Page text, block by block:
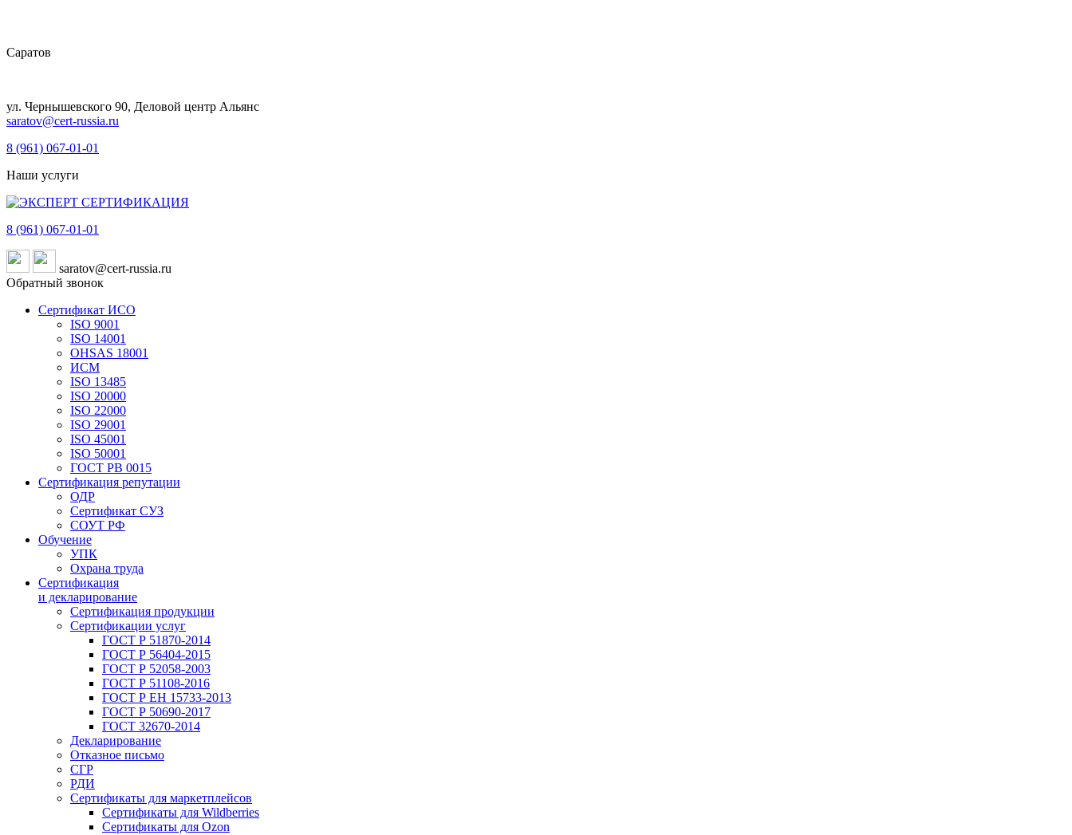
Саратов
ул. Чернышевского 90, Деловой центр Альянс
saratov@cert-russia.ru
8 (961) 067-01-01
Наши услуги
8 (961) 067-01-01
saratov@cert-russia.ru
Обратный звонок
Сертификат ИСО
ISO 9001
ISO 14001
OHSAS 18001
ИСМ
ISO 13485
ISO 20000
ISO 22000
ISO 29001
ISO 45001
ISO 50001
ГОСТ РВ 0015
Сертификация репутации
ОДР
Сертификат СУЗ
СОУТ РФ
Обучение
УПК
Охрана труда
Сертификация
и декларирование
Сертификация продукции
Сертификации услуг
ГОСТ Р 51870-2014
ГОСТ Р 56404-2015
ГОСТ Р 52058-2003
ГОСТ Р 51108-2016
ГОСТ Р ЕН 15733-2013
ГОСТ Р 50690-2017
ГОСТ 32670-2014
Декларирование
Отказное письмо
СГР
РДИ
Сертификаты для маркетплейсов
Сертификаты для Wildberries
Сертификаты для Ozon